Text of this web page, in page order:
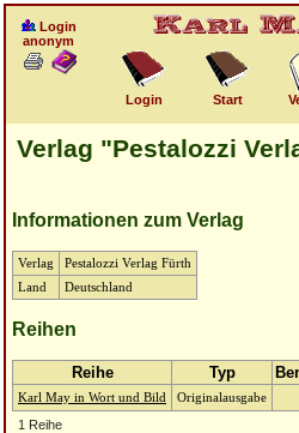
Login
anonym
Login Start
Verlag "Pestalozzi
Informationen zum Verlag
Verlag
Pestalozzi Verlag Fürth
Land
Deutschland
Reihen
Reihe Typ
Karl May in Wort und Bild Originalausgabe
1 Reihe